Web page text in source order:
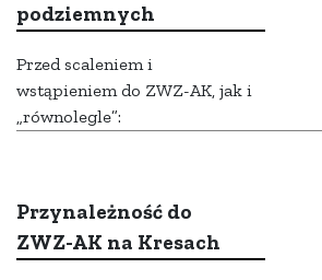
podziemnych
Przed scaleniem i
wstąpieniem do ZWZ-AK, jak i
„równolegle”:
Przynależność do
ZWZ-AK na Kresach